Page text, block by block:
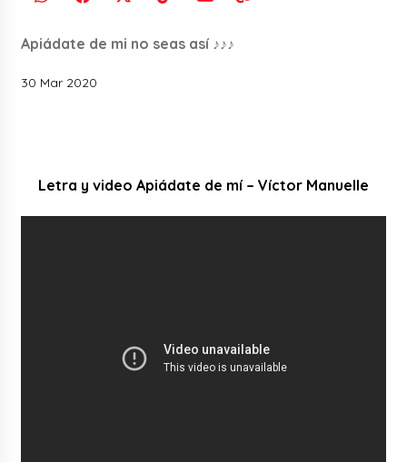
Apiádate de mi no seas así ♪♪♪
30 Mar 2020
Letra y video Apiádate de mí – Víctor Manuelle